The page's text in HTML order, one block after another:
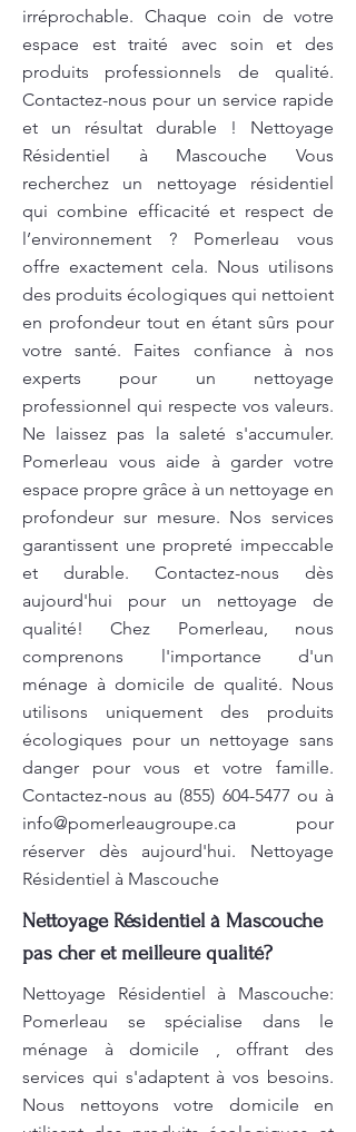
irréprochable. Chaque coin de votre
espace est traité avec soin et des
produits professionnels de qualité.
Contactez-nous pour un service rapide
et un résultat durable ! Nettoyage
Résidentiel à Mascouche Vous
recherchez un nettoyage résidentiel
qui combine efficacité et respect de
l’environnement ? Pomerleau vous
offre exactement cela. Nous utilisons
des produits écologiques qui nettoient
en profondeur tout en étant sûrs pour
votre santé. Faites confiance à nos
experts pour un nettoyage
professionnel qui respecte vos valeurs.
Ne laissez pas la saleté s'accumuler.
Pomerleau vous aide à garder votre
espace propre grâce à un nettoyage en
profondeur sur mesure. Nos services
garantissent une propreté impeccable
et durable. Contactez-nous dès
aujourd'hui pour un nettoyage de
qualité! Chez Pomerleau, nous
comprenons l'importance d'un
ménage à domicile de qualité. Nous
utilisons uniquement des produits
écologiques pour un nettoyage sans
danger pour vous et votre famille.
Contactez-nous au (855) 604-5477 ou à
info@pomerleaugroupe.ca pour
réserver dès aujourd'hui. Nettoyage
Résidentiel à Mascouche
Nettoyage Résidentiel à Mascouche
pas cher et meilleure qualité?
Nettoyage Résidentiel à Mascouche:
Pomerleau se spécialise dans le
ménage à domicile , offrant des
services qui s'adaptent à vos besoins.
Nous nettoyons votre domicile en